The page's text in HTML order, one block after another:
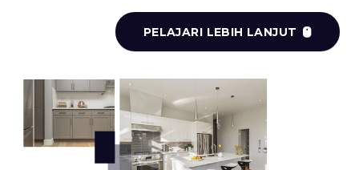
PELAJARI LEBIH LANJUT